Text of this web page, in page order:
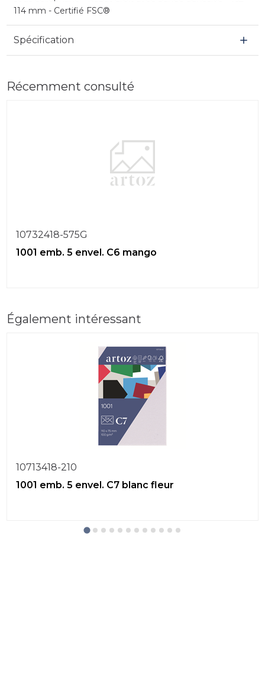
114 mm - Certifié FSC®
Spécification
Récemment consulté
10732418-575G
1001 emb. 5 envel. C6 mango
Également intéressant
10713418-210
1001 emb. 5 envel. C7 blanc fleur